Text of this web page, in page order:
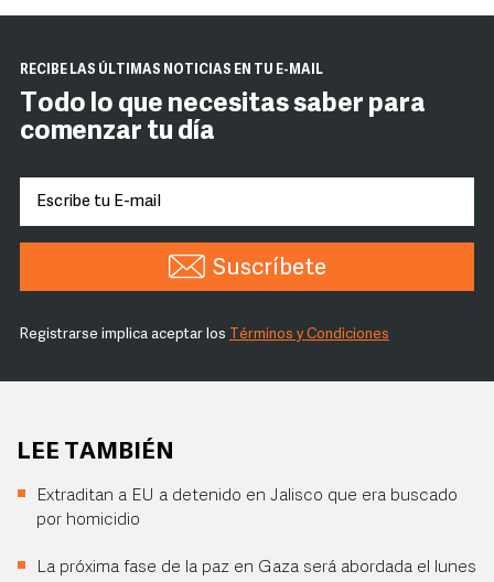
RECIBE LAS ÚLTIMAS NOTICIAS EN TU E-MAIL
Todo lo que necesitas saber para
comenzar tu día
Suscríbete
Registrarse implica aceptar los Términos y Condiciones
LEE TAMBIÉN
Extraditan a EU a detenido en Jalisco que era buscado
por homicidio
La próxima fase de la paz en Gaza será abordada el lunes